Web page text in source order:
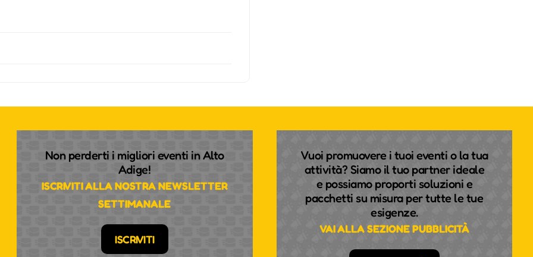
Non perderti i migliori eventi in Alto
Adige!
ISCRIVITI ALLA NOSTRA NEWSLETTER
SETTIMANALE
ISCRIVITI
Vuoi promuovere i tuoi eventi o la tua
attività? Siamo il tuo partner ideale
e possiamo proporti soluzioni e
pacchetti su misura per tutte le tue
esigenze.
VAI ALLA SEZIONE PUBBLICITÀ